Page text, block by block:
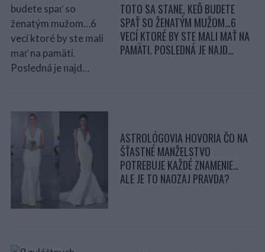
TOTO SA STANE, KEĎ BUDETE
SPAŤ SO ŽENATÝM MUŽOM…6
VECÍ KTORÉ BY STE MALI MAŤ NA
PAMÄTI. POSLEDNÁ JE NAJD…
ASTROLÓGOVIA HOVORIA ČO NA
ŠŤASTNÉ MANŽELSTVO
POTREBUJE KAŽDÉ ZNAMENIE…
ALE JE TO NAOZAJ PRAVDA?